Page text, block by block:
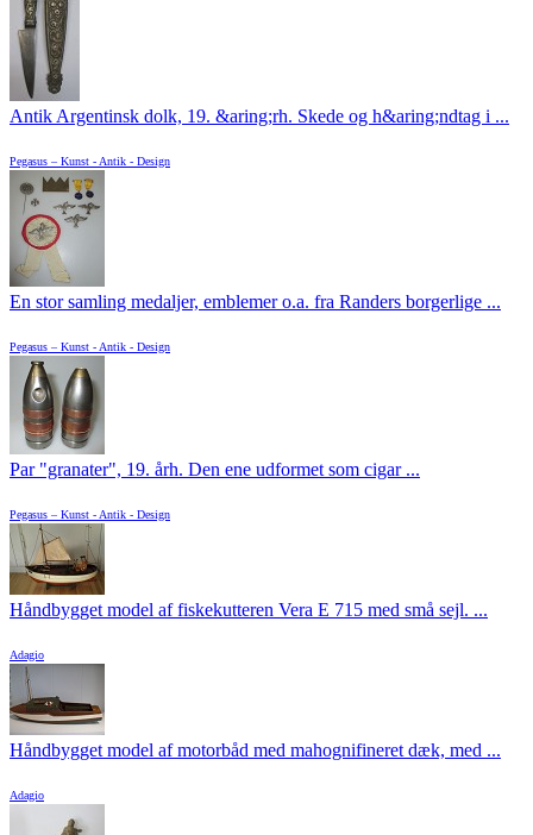
Antik Argentinsk dolk, 19. &aring;rh. Skede og h&aring;ndtag i ...
Pegasus – Kunst - Antik - Design
En stor samling medaljer, emblemer o.a. fra Randers borgerlige ...
Pegasus – Kunst - Antik - Design
Par "granater", 19. årh. Den ene udformet som cigar ...
Pegasus – Kunst - Antik - Design
Håndbygget model af fiskekutteren Vera E 715 med små sejl. ...
Adagio
Håndbygget model af motorbåd med mahognifineret dæk, med ...
Adagio